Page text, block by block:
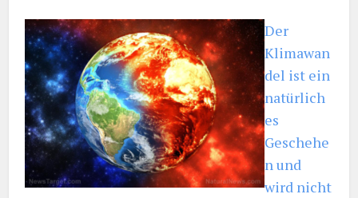
Der
Klimawan
del ist ein
natürlich
es
Geschehe
n und
wird nicht